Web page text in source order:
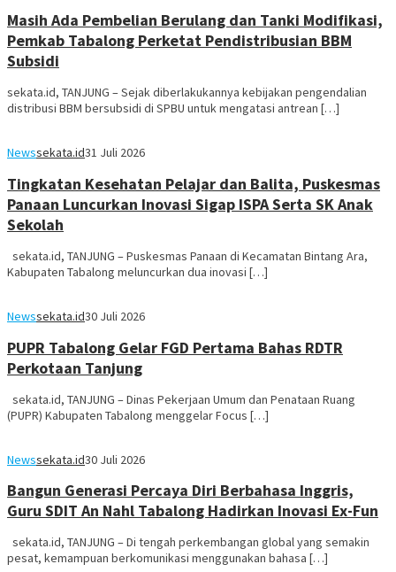
Masih Ada Pembelian Berulang dan Tanki Modifikasi,
Pemkab Tabalong Perketat Pendistribusian BBM
Subsidi
sekata.id, TANJUNG – Sejak diberlakukannya kebijakan pengendalian
distribusi BBM bersubsidi di SPBU untuk mengatasi antrean […]
Newssekata.id31 Juli 2026
Tingkatan Kesehatan Pelajar dan Balita, Puskesmas
Panaan Luncurkan Inovasi Sigap ISPA Serta SK Anak
Sekolah
sekata.id, TANJUNG – Puskesmas Panaan di Kecamatan Bintang Ara,
Kabupaten Tabalong meluncurkan dua inovasi […]
Newssekata.id30 Juli 2026
PUPR Tabalong Gelar FGD Pertama Bahas RDTR
Perkotaan Tanjung
sekata.id, TANJUNG – Dinas Pekerjaan Umum dan Penataan Ruang
(PUPR) Kabupaten Tabalong menggelar Focus […]
Newssekata.id30 Juli 2026
Bangun Generasi Percaya Diri Berbahasa Inggris,
Guru SDIT An Nahl Tabalong Hadirkan Inovasi Ex-Fun
sekata.id, TANJUNG – Di tengah perkembangan global yang semakin
pesat, kemampuan berkomunikasi menggunakan bahasa […]